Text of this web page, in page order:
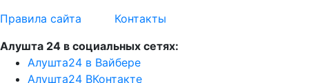
Правила сайта
Контакты
Алушта 24 в социальных сетях:
Алушта24 в Вайбере
Алушта24 ВКонтакте